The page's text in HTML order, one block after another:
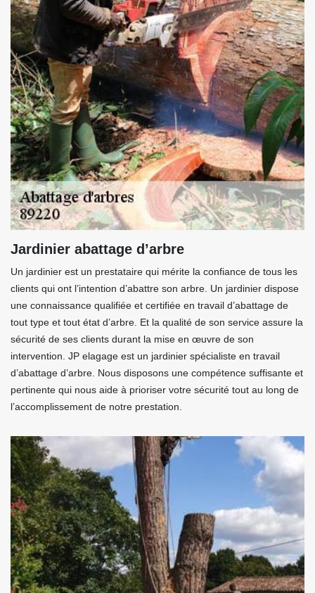
Jardinier abattage d’arbre
Un jardinier est un prestataire qui mérite la confiance de tous les
clients qui ont l’intention d’abattre son arbre. Un jardinier dispose
une connaissance qualifiée et certifiée en travail d’abattage de
tout type et tout état d’arbre. Et la qualité de son service assure la
sécurité de ses clients durant la mise en œuvre de son
intervention. JP elagage est un jardinier spécialiste en travail
d’abattage d’arbre. Nous disposons une compétence suffisante et
pertinente qui nous aide à prioriser votre sécurité tout au long de
l’accomplissement de notre prestation.